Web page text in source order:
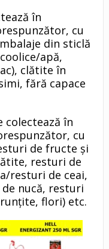
în
cu
din sticlă
apă,
clătite în
fără capace
colectează în
cu
de fructe și
resturi de
resturi de ceai,
nucă, resturi
flori) etc.